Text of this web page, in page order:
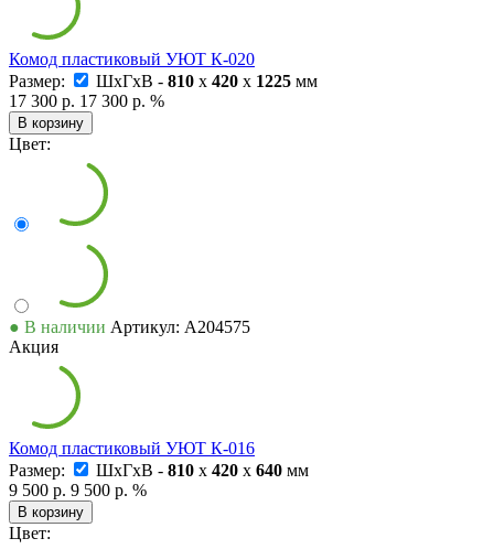
Комод пластиковый УЮТ К-020
Размер:
ШxГxВ - 810 x 420 x 1225 мм
17 300 р. 17 300 р. %
В корзину
Цвет:
● В наличии Артикул: А204575
Акция
Комод пластиковый УЮТ К-016
Размер:
ШxГxВ - 810 x 420 x 640 мм
9 500 р. 9 500 р. %
В корзину
Цвет: